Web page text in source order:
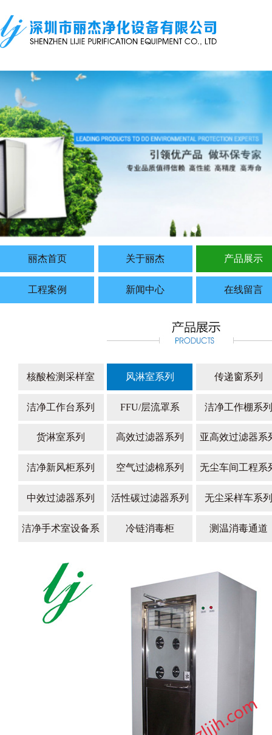
丽杰首页 关于丽杰 产品展示
工程案例 新闻中心 在线留言
核酸检测采样室 风淋室系列 传递窗系列
洁净工作台系列 FFU/层流罩系 洁净工作棚系
货淋室系列 高效过滤器系列 亚高效过滤器系
洁净新风柜系列 空气过滤棉系列 无尘车间工程系
中效过滤器系列 活性碳过滤器系列 无尘采样车系
洁净手术室设备系 冷链消毒柜 测温消毒通道